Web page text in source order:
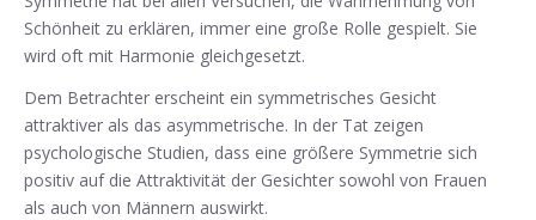
Schönheit zu erklären, immer eine große Rolle gespielt. Sie
wird oft mit Harmonie gleichgesetzt.
Dem Betrachter erscheint ein symmetrisches Gesicht
attraktiver als das asymmetrische. In der Tat zeigen
psychologische Studien, dass eine größere Symmetrie sich
positiv auf die Attraktivität der Gesichter sowohl von Frauen
als auch von Männern auswirkt.